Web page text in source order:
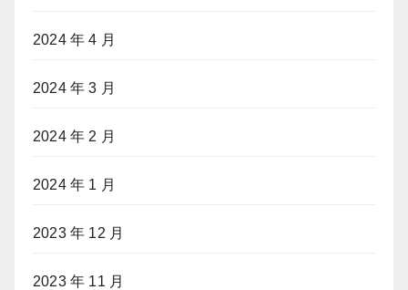
2024 年 4 月
2024 年 3 月
2024 年 2 月
2024 年 1 月
2023 年 12 月
2023 年 11 月